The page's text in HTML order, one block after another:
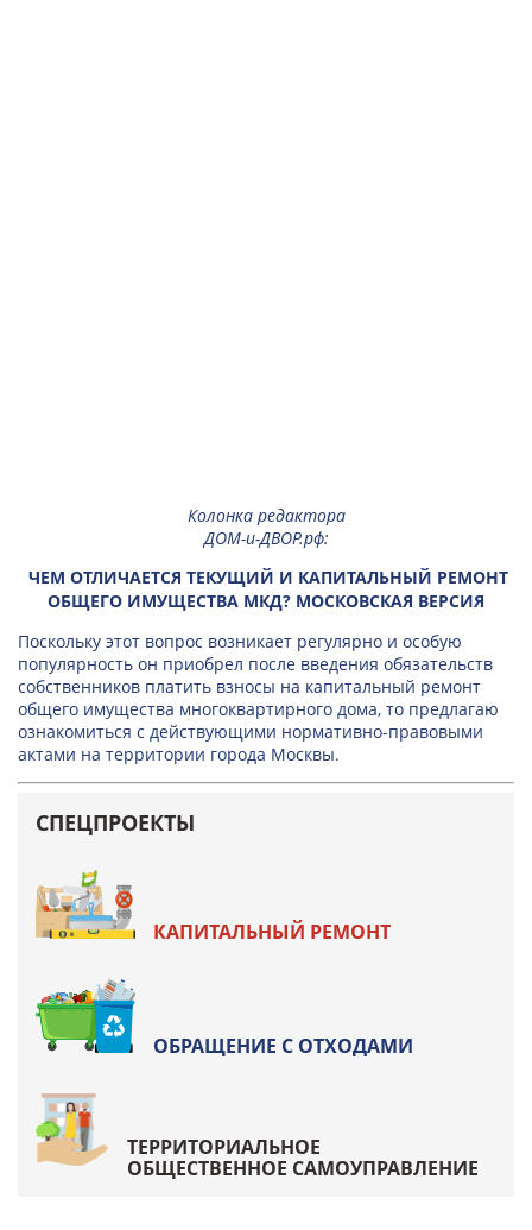
Колонка редактора
ДОМ-и-ДВОР.рф:
ЧЕМ ОТЛИЧАЕТСЯ ТЕКУЩИЙ И КАПИТАЛЬНЫЙ РЕМОНТ
ОБЩЕГО ИМУЩЕСТВА МКД? МОСКОВСКАЯ ВЕРСИЯ
Поскольку этот вопрос возникает регулярно и особую
популярность он приобрел после введения обязательств
собственников платить взносы на капитальный ремонт
общего имущества многоквартирного дома, то предлагаю
ознакомиться с действующими нормативно-правовыми
актами на территории города Москвы.
СПЕЦПРОЕКТЫ
КАПИТАЛЬНЫЙ РЕМОНТ
ОБРАЩЕНИЕ С ОТХОДАМИ
ТЕРРИТОРИАЛЬНОЕ
ОБЩЕСТВЕННОЕ САМОУПРАВЛЕНИЕ